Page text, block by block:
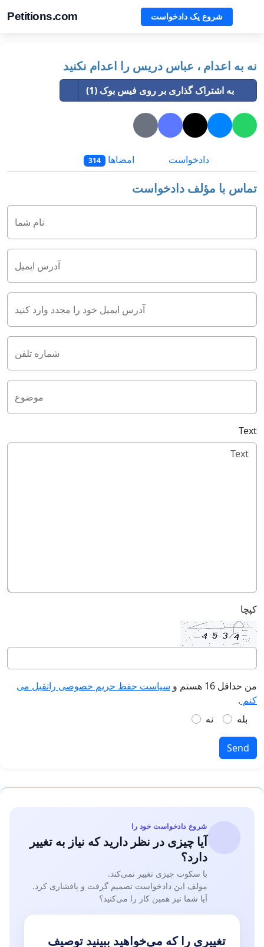
Petitions.com شروع یک دادخواست
نه به اعدام ، عباس دریس را اعدام نکنید
به اشتراک گذاری بر روی فیس بوک (1)
دادخواست امضاها 314
تماس با مؤلف دادخواست
نام شما
آدرس ایمیل
آدرس ایمیل خود را مجدد وارد کنید
شماره تلفن
موضوع
Text
کپچا
من حداقل 16 هستم و
سیاست حفظ حریم خصوصی راتقبل می
کنم .
بله
نه
Send
شروع دادخواست خود را
آیا چیزی در نظر دارید که نیاز به تغییر
دارد؟
با سکوت چیزی تغییر نمی‌کند.
مولف این دادخواست تصمیم گرفت و پافشاری کرد.
آیا شما نیز همین کار را می‌کنید؟
تغییری را که می‌خواهید ببینید توصیف